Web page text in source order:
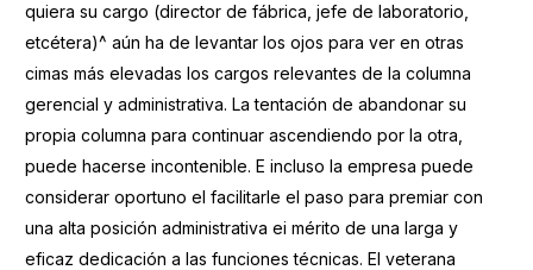
quiera su cargo (director de fábrica, jefe de laboratorio,
etcétera)^ aún ha de levantar los ojos para ver en otras
cimas más elevadas los cargos relevantes de la columna
gerencial y administrativa. La tentación de abandonar su
propia columna para continuar ascendiendo por la otra,
puede hacerse incontenible. E incluso la empresa puede
considerar oportuno el facilitarle el paso para premiar con
una alta posición administrativa ei mérito de una larga y
eficaz dedicación a las funciones técnicas. El veterana